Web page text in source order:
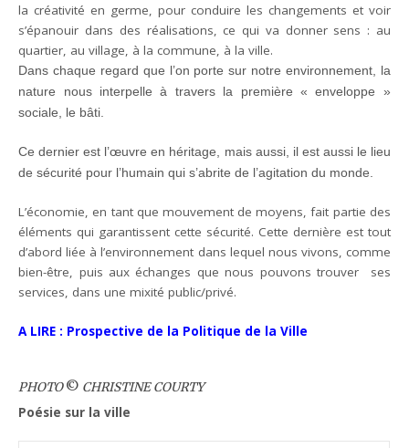
la créativité en germe, pour conduire les changements et voir
s’épanouir dans des réalisations, ce qui va donner sens : au
quartier, au village, à la commune, à la ville.
Dans chaque regard que l’on porte sur notre environnement, la
nature nous interpelle à travers la première « enveloppe »
sociale, le bâti
Ce dernier est l’œuvre en héritage, mais aussi, il est aussi le lieu
de sécurité pour l’humain qui s’abrite de l’agitation du monde.
L’économie, en tant que mouvement de moyens, fait partie des
éléments qui garantissent cette sécurité. Cette dernière est tout
d’abord liée à l’environnement dans lequel nous vivons, comme
bien-être, puis aux échanges que nous pouvons trouver ses
services, dans une mixité public/privé.
A LIRE : Prospective de la Politique de la Ville
PHOTO© CHRISTINE COURTY
Poésie sur la ville